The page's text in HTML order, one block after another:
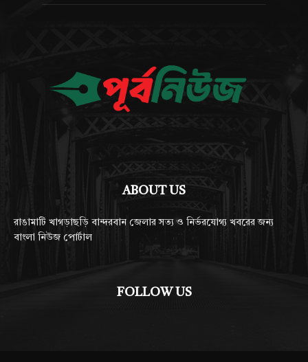
ABOUT US
রাঙামাটি খাগড়াছড়ি বান্দরবান জেলার সত্য ও নির্ভরযোগ্য খবরের জন্য
বাংলা নিউজ পোর্টাল
FOLLOW US